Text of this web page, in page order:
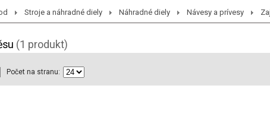
Stroje a náhradné diely Náhradné diely Návesy a prívesy
(1 produkt)
Počet na stranu: